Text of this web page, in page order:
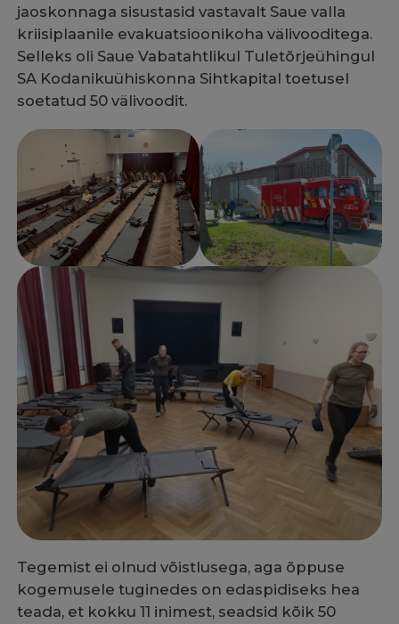
jaoskonnaga sisustasid vastavalt Saue valla
kriisiplaanile evakuatsioonikoha välivooditega.
Selleks oli Saue Vabatahtlikul Tuletõrjeühingul
SA Kodanikuühiskonna Sihtkapital toetusel
soetatud 50 välivoodit.
Tegemist ei olnud võistlusega, aga õppuse
kogemusele tuginedes on edaspidiseks hea
teada, et kokku 11 inimest, seadsid kõik 50